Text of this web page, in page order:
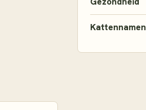
Kattennamen